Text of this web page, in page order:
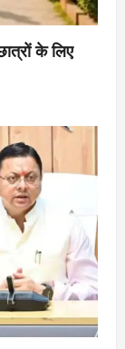
के लिए